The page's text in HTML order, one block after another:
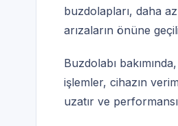
buzdolapları, daha
arızaların önüne
Buzdolabı
işlemler, cihazın
uzatır ve